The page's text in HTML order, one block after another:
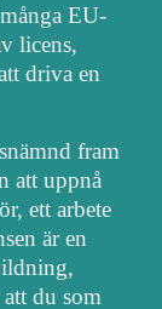
EU-
licens,
driva en
fram
att uppnå
ett arbete
är en
du som